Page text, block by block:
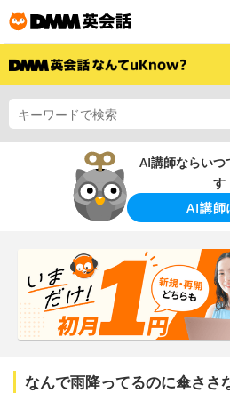
AI講師ならい
す
AI講師
なんで雨降ってるのに傘ささ